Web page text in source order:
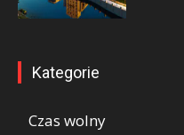
Kategorie
Czas wolny